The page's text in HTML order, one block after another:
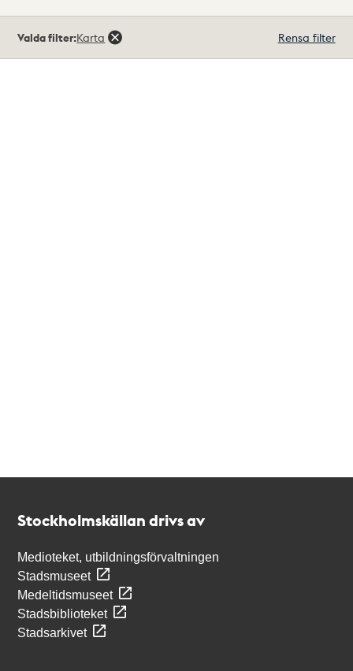
träffar
Valda filter:Karta Rensa filter
Stockholmskällan drivs av
Medioteket, utbildningsförvaltningen
Stadsmuseet
Medeltidsmuseet
Stadsbiblioteket
Stadsarkivet